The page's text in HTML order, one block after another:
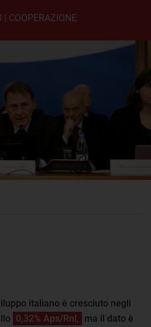
| COOPERAZIONE
italiano è cresciuto negli
0,32% Aps/Rnl, ma il dato è